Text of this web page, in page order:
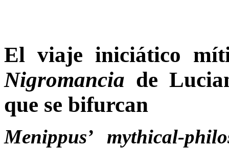
El viaje iniciático
Nigromancia de
que se bifurcan
Menippus’ mythical-